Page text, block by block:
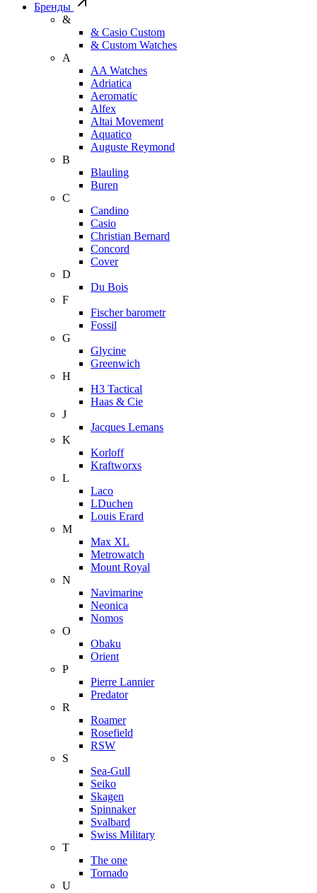
Бренды
&
& Casio Custom
& Custom Watches
A
AA Watches
Adriatica
Aeromatic
Alfex
Altai Movement
Aquatico
Auguste Reymond
B
Blauling
Buren
C
Candino
Casio
Christian Bernard
Concord
Cover
D
Du Bois
F
Fischer barometr
Fossil
G
Glycine
Greenwich
H
H3 Tactical
Haas & Cie
J
Jacques Lemans
K
Korloff
Kraftworxs
L
Laco
LDuchen
Louis Erard
M
Max XL
Metrowatch
Mount Royal
N
Navimarine
Neonica
Nomos
O
Obaku
Orient
P
Pierre Lannier
Predator
R
Roamer
Rosefield
RSW
S
Sea-Gull
Seiko
Skagen
Spinnaker
Svalbard
Swiss Military
T
The one
Tornado
U